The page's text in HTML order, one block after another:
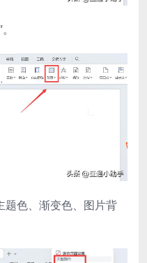
题色、渐变色、图片背